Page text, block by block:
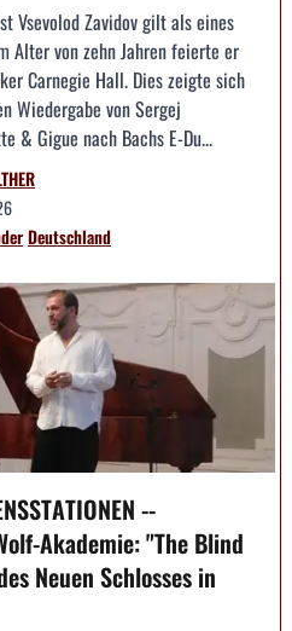
Vsevolod Zavidov gilt als eines
Alter von zehn Jahren feierte er
Carnegie Hall. Dies zeigte sich
Wiedergabe von Sergej
& Gigue nach Bachs E-Du...
Deutschland
--
Akademie: "The Blind
Neuen Schlosses in